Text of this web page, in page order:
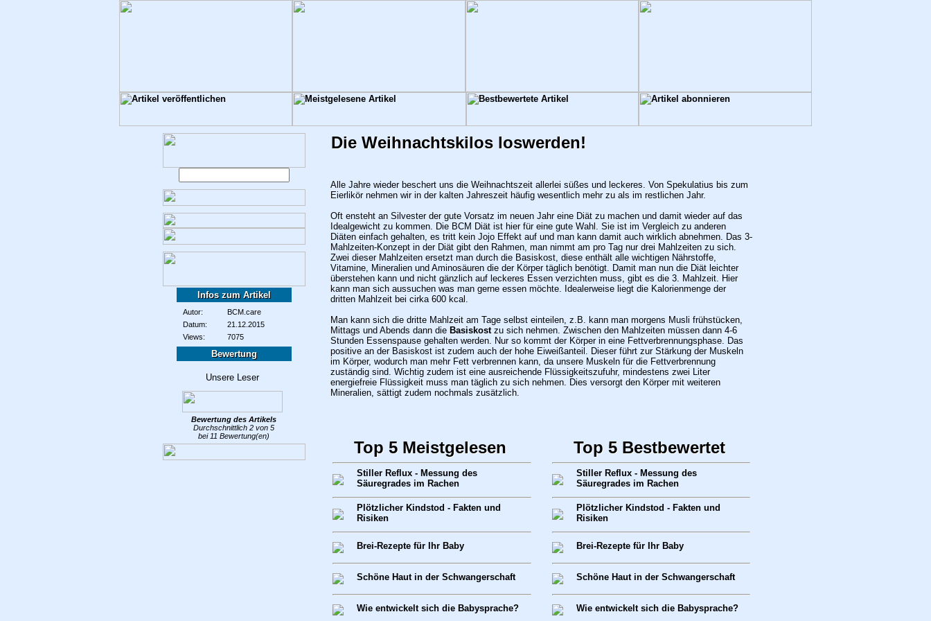
Infos zum Artikel
Autor:
BCM.care
Datum:
21.12.2015
Views:
7075
Bewertung
Bewertung des Artikels
Durchschnittlich 2 von 5
bei 11 Bewertung(en)
Die Weihnachtskilos loswerden!
Alle Jahre wieder beschert uns die Weihnachtszeit allerlei süßes und leckeres. Von Spekulatius bis zum
Eierlikör nehmen wir in der kalten Jahreszeit häufig wesentlich mehr zu als im restlichen Jahr.
Oft ensteht an Silvester der gute Vorsatz im neuen Jahr eine Diät zu machen und damit wieder auf das
Idealgewicht zu kommen. Die BCM Diät ist hier für eine gute Wahl. Sie ist im Vergleich zu anderen
Diäten einfach gehalten, es tritt kein Jojo Effekt auf und man kann damit auch wirklich abnehmen. Das 3-
Mahlzeiten-Konzept in der Diät gibt den Rahmen, man nimmt am pro Tag nur drei Mahlzeiten zu sich.
Zwei dieser Mahlzeiten ersetzt man durch die Basiskost, diese enthält alle wichtigen Nährstoffe,
Vitamine, Mineralien und Aminosäuren die der Körper täglich benötigt. Damit man nun die Diät leichter
überstehen kann und nicht gänzlich auf leckeres Essen verzichten muss, gibt es die 3. Mahlzeit. Hier
kann man sich aussuchen was man gerne essen möchte. Idealerweise liegt die Kalorienmenge der
dritten Mahlzeit bei cirka 600 kcal.
Man kann sich die dritte Mahlzeit am Tage selbst einteilen, z.B. kann man morgens Musli frühstücken,
Mittags und Abends dann die Basiskostzu sich nehmen. Zwischen den Mahlzeiten müssen dann 4-6
Stunden Essenspause gehalten werden. Nur so kommt der Körper in eine Fettverbrennungsphase. Das
positive an der Basiskost ist zudem auch der hohe Eiweißanteil. Dieser führt zur Stärkung der Muskeln
im Körper, wodurch man mehr Fett verbrennen kann, da unsere Muskeln für die Fettverbrennung
zuständig sind. Wichtig zudem ist eine ausreichende Flüssigkeitszufuhr, mindestens zwei Liter
energiefreie Flüssigkeit muss man täglich zu sich nehmen. Dies versorgt den Körper mit weiteren
Mineralien, sättigt zudem nochmals zusätzlich.
Top 5 Meistgelesen
Stiller Reflux - Messung des
Säuregrades im Rachen
Plötzlicher Kindstod - Fakten und
Risiken
Brei-Rezepte für Ihr Baby
Schöne Haut in der Schwangerschaft
Wie entwickelt sich die Babysprache?
Top 5 Bestbewertet
Stiller Reflux - Messung des
Säuregrades im Rachen
Plötzlicher Kindstod - Fakten und
Risiken
Brei-Rezepte für Ihr Baby
Schöne Haut in der Schwangerschaft
Wie entwickelt sich die Babysprache?